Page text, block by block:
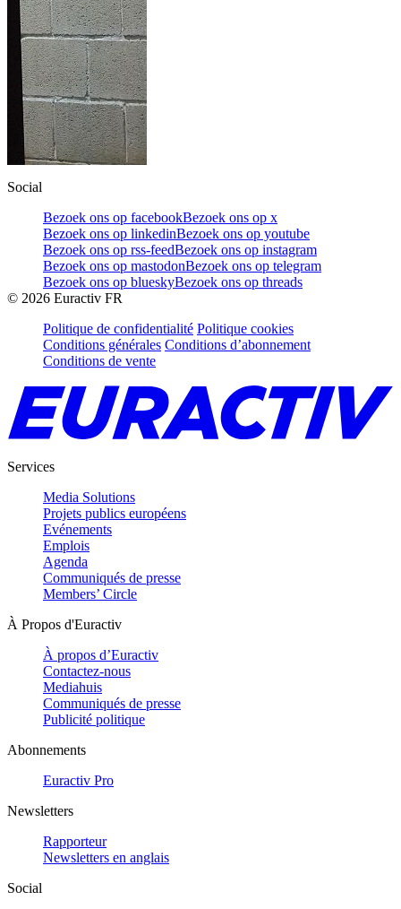
Social
Bezoek ons op facebookBezoek ons op x
Bezoek ons op linkedinBezoek ons op youtube
Bezoek ons op rss-feedBezoek ons op instagram
Bezoek ons op mastodonBezoek ons op telegram
Bezoek ons op blueskyBezoek ons op threads
© 2026 Euractiv FR
Politique de confidentialité Politique cookies
Conditions générales Conditions d’abonnement
Conditions de vente
Services
Media Solutions
Projets publics européens
Evénements
Emplois
Agenda
Communiqués de presse
Members’ Circle
À Propos d'Euractiv
À propos d’Euractiv
Contactez-nous
Mediahuis
Communiqués de presse
Publicité politique
Abonnements
Euractiv Pro
Newsletters
Rapporteur
Newsletters en anglais
Social